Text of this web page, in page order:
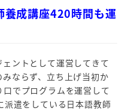
養成講座420時間も運
ントとして運営してきて
ならず、立ち上げ当初か
でプログラムを運営して
派遣をしている日本語教師